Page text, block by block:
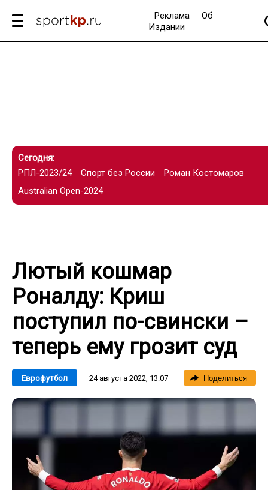
Реклама
Об
Издании
Сегодня:
РПЛ-2023/24
Спорт без России
Роман Костомаров
Australian Open-2024
Лютый кошмар
Роналду: Криш
поступил по-свински –
теперь ему грозит суд
Еврофутбол 24 августа 2022, 13:07 Поделиться